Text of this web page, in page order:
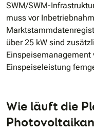
SWM/SWM-
muss vor
über 25 kW sind
Einspeiseleistung
Wie läuft die